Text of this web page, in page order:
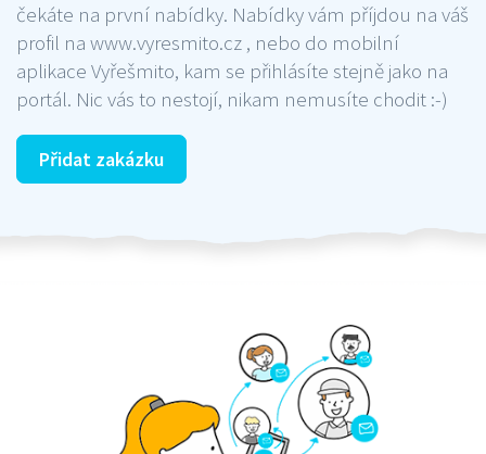
čekáte na první nabídky. Nabídky vám příjdou na váš
profil na www.vyresmito.cz , nebo do mobilní
aplikace Vyřešmito, kam se přihlásíte stejně jako na
portál. Nic vás to nestojí, nikam nemusíte chodit :-)
Přidat zakázku